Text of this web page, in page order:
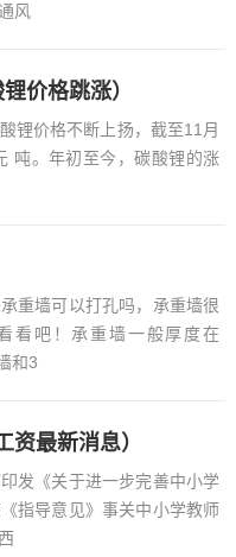
风
价格跳涨）
锂价格不断上扬，截至11月
吨。年初至今，碳酸锂的涨
重墙可以打孔吗，承重墙很
看吧！承重墙一般厚度在
和3
最新消息）
发《关于进一步完善中小学
指导意见》事关中小学教师